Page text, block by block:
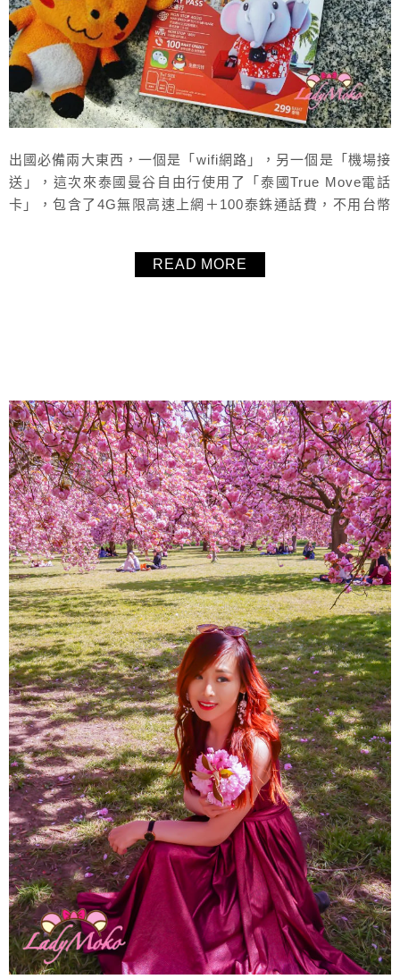
出國必備兩大東西，一個是「wifi網路」，另一個是「機場接
送」，這次來泰國曼谷自由行使用了「泰國True Move電話
卡」，包含了4G無限高速上網＋100泰銖通話費，不用台幣
個方便到不行的服務，出關後立刻有人舉牌迎接，完全不需
要辛苦拖著行李到處跑，自助旅行也可以這麼愜意真是超開
READ MORE
About